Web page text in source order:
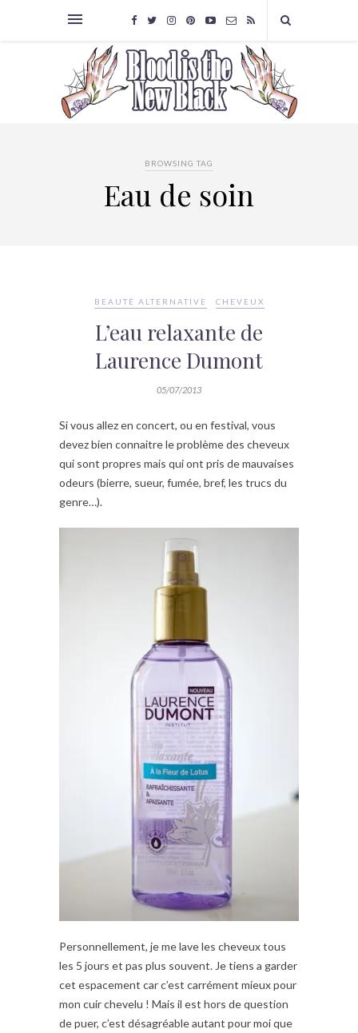
BROWSING TAG
Eau de soin
BEAUTÉ ALTERNATIVE CHEVEUX
L’eau relaxante de
Laurence Dumont
05/07/2013
Si vous allez en concert, ou en festival, vous
devez bien connaitre le problème des cheveux
qui sont propres mais qui ont pris de mauvaises
odeurs (bierre, sueur, fumée, bref, les trucs du
genre…).
Personnellement, je me lave les cheveux tous
les 5 jours et pas plus souvent. Je tiens a garder
cet espacement car c’est carrément mieux pour
mon cuir chevelu ! Mais il est hors de question
de puer, c’est désagréable autant pour moi que